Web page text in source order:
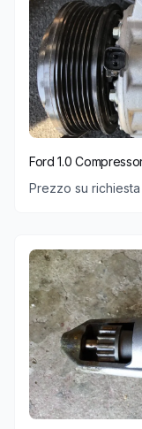
Ford 1.0
Prezzo su richiesta